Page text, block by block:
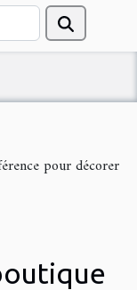
pour décorer